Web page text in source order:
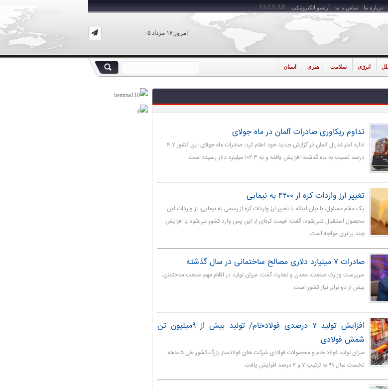
درباره ما تماس با ما آرشیو الکترونیکی
امروز:۱۷ مرداد ۰۵
FA EN AR
انرژی سلامت هنری استان
تداوم ریکاوری صادرات آلمان در ماه جولای
اداره آمار فدرال آلمان در گزارش جدید خود اعلام کرد: صادرات ماه جولای این کشور ۴.۷
درصد نسبت به ماه گذشته افزایش یافته و به ۱۰۲.۳ میلیارد دلار رسیده است.
تغییر ارز واردات کره از ۴۲۰۰ به نیمایی
یک مقام مسئول، با بیان اینکه با تغییر ارز واردات کره از رسمی به نیمایی، از واردات این
محصول استقبال نمی‌شود، گفت: قیمت کره‌ای از این پس وارد کشور می‌شود با افزایش
چند برابری مواجه است.
صادرات ۷ میلیارد دلاری مصالح ساختمانی در سال گذشته
سرپرست وزارت صنعت، معدن و تجارت گفت: میزان تولید در اقلام مهم صنعت ساختمان،
بیش از دو برابر نیاز کشور است.
افزایش تولید ۷ درصدی فولادخام/ تولید بیش از ۹میلیون تن
شمش فولادی
میزان تولید فولاد خام و محصولات فولادی شرکت های فولادساز بزرگ کشور طی ۵ ماهه
نخست سال ۹۹ به ترتیب ۷ و ۲ درصد افزایش یافت.